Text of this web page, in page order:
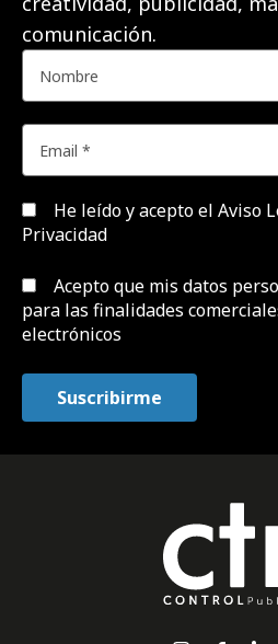
comunicación.
He leído y acepto el Aviso
Privacidad
Acepto que mis datos
para las finalidades
electrónicos